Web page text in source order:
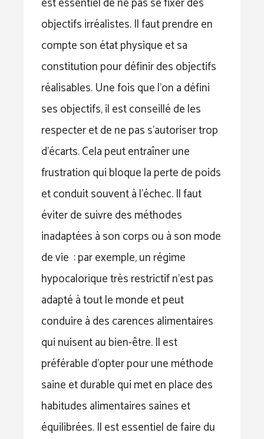
objectifs irréalistes. Il faut prendre en
compte son état physique et sa
constitution pour définir des objectifs
réalisables. Une fois que l’on a défini
ses objectifs, il est conseillé de les
respecter et de ne pas s’autoriser trop
d’écarts. Cela peut entraîner une
frustration qui bloque la perte de poids
et conduit souvent à l’échec. Il faut
éviter de suivre des méthodes
inadaptées à son corps ou à son mode
de vie : par exemple, un régime
hypocalorique très restrictif n’est pas
adapté à tout le monde et peut
conduire à des carences alimentaires
qui nuisent au bien-être. Il est
préférable d’opter pour une méthode
saine et durable qui met en place des
habitudes alimentaires saines et
équilibrées. Il est essentiel de faire du